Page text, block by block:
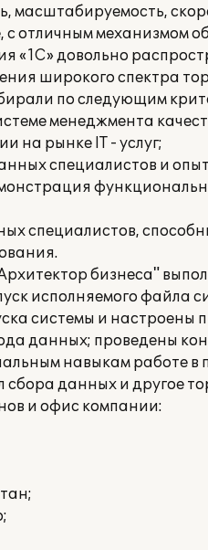
масштабируемость,
отличным механизмом
«1С» довольно
широкого спектра
по следующим
менеджмента
на рынке IT - услуг;
специалистов и
специалистов,
бизнеса"
исполняемого файла
системы и
данных; проведены
навыкам работе в
данных и другое
и офис компании: